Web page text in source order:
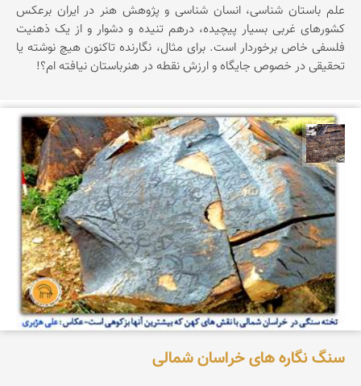
علم باستان شناسی، انسان شناسی و پژوهش هنر در ایران برعکس
کشورهای غربی بسیار پیچیده، درهم تنیده و دشوار و از یک ذهنیت
فلسفی خاص برخوردار است. برای مثال، نگارنده تاکنون هیچ نوشته یا
تحقیقی در خصوص جایگاه و ارزش نقطه در هنرباستان نیافته ام؟!
محمد ناصری فرد
سنگ نگاره های خراسان شمالی